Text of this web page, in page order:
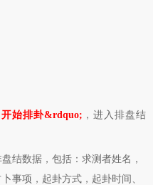
始排卦&rdquo; ，进入排盘结
结数据，包括：求测者姓名，
事项，起卦方式，起卦时间、